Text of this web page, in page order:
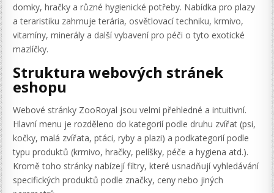
domky, hračky a různé hygienické potřeby. Nabídka pro plazy
a teraristiku zahrnuje terária, osvětlovací techniku, krmivo,
vitamíny, minerály a další vybavení pro péči o tyto exotické
mazlíčky.
Struktura webových stránek
eshopu
Webové stránky ZooRoyal jsou velmi přehledné a intuitivní.
Hlavní menu je rozděleno do kategorií podle druhu zvířat (psi,
kočky, malá zvířata, ptáci, ryby a plazi) a podkategorií podle
typu produktů (krmivo, hračky, pelíšky, péče a hygiena atd.).
Kromě toho stránky nabízejí filtry, které usnadňují vyhledávání
specifických produktů podle značky, ceny nebo jiných